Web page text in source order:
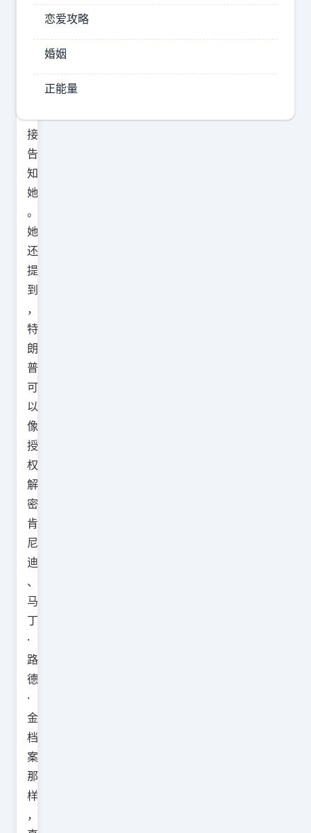
问
无
接
告
知
她
。
她
还
提
到
，
特
朗
普
可
以
像
授
权
解
密
肯
尼
迪
、
马
丁
·
路
德
·
金
档
案
那
样
，
恋爱攻略
婚姻
正能量